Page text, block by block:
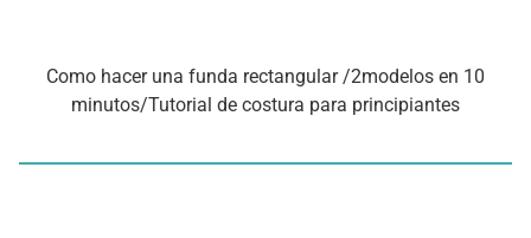
Como hacer una funda rectangular /2modelos en 10
minutos/Tutorial de costura para principiantes